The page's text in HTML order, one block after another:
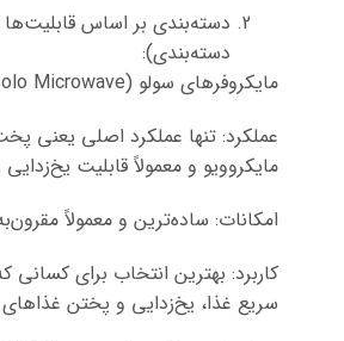
دسته‌بندی بر اساس
دسته‌بندی):
مایکروفرهای سولو (Solo Microwave):
عملکرد: تنها عملکرد اصلی یعنی
مایکروویو و معمولاً قابلیت یخ‌زدایی
امکانات: ساده‌ترین و معمولاً
کاربرد: بهترین انتخاب برای کسانی
سریع غذا، یخ‌زدایی و پختن غذاهای